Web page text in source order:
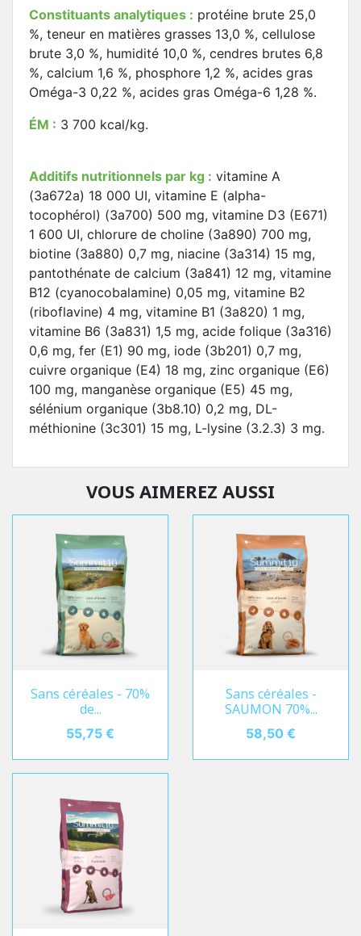
Constituants analytiques : protéine brute 25,0
%, teneur en matières grasses 13,0 %, cellulose
brute 3,0 %, humidité 10,0 %, cendres brutes 6,8
%, calcium 1,6 %, phosphore 1,2 %, acides gras
Oméga-3 0,22 %, acides gras Oméga-6 1,28 %.
ÉM : 3 700 kcal/kg.
Additifs nutritionnels par kg : vitamine A
(3a672a) 18 000 UI, vitamine E (alpha-
tocophérol) (3a700) 500 mg, vitamine D3 (E671)
1 600 UI, chlorure de choline (3a890) 700 mg,
biotine (3a880) 0,7 mg, niacine (3a314) 15 mg,
pantothénate de calcium (3a841) 12 mg, vitamine
B12 (cyanocobalamine) 0,05 mg, vitamine B2
(riboflavine) 4 mg, vitamine B1 (3a820) 1 mg,
vitamine B6 (3a831) 1,5 mg, acide folique (3a316)
0,6 mg, fer (E1) 90 mg, iode (3b201) 0,7 mg,
cuivre organique (E4) 18 mg, zinc organique (E6)
100 mg, manganèse organique (E5) 45 mg,
sélénium organique (3b8.10) 0,2 mg, DL-
méthionine (3c301) 15 mg, L-lysine (3.2.3) 3 mg.
VOUS AIMEREZ AUSSI
Sans céréales - 70%
de...
Prix
55,75 €
Sans céréales -
SAUMON 70%...
Prix
58,50 €